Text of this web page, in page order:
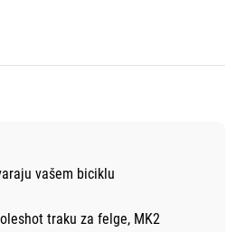
vašem biciklu
traku za felge, MK2